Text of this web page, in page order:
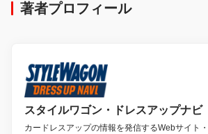
著者プロフィール
スタイルワゴン・ドレスアップナビ
カードレスアップの情報を発信するWebサイト